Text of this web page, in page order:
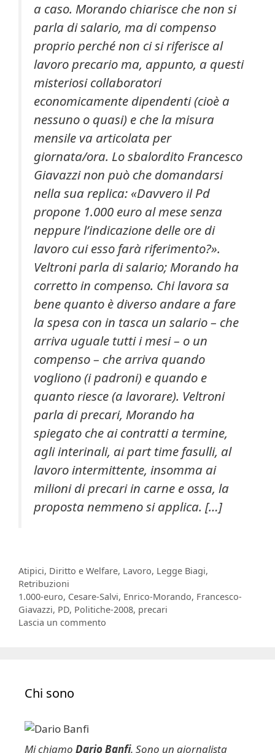
a caso. Morando chiarisce che non si
parla di salario, ma di compenso
proprio perché non ci si riferisce al
lavoro precario ma, appunto, a questi
misteriosi collaboratori
economicamente dipendenti (cioè a
nessuno o quasi) e che la misura
mensile va articolata per
giornata/ora. Lo sbalordito Francesco
Giavazzi non può che domandarsi
nella sua replica: «Davvero il Pd
propone 1.000 euro al mese senza
neppure l’indicazione delle ore di
lavoro cui esso farà riferimento?».
Veltroni parla di salario; Morando ha
corretto in compenso. Chi lavora sa
bene quanto è diverso andare a fare
la spesa con in tasca un salario – che
arriva uguale tutti i mesi – o un
compenso – che arriva quando
vogliono (i padroni) e quando e
quanto riesce (a lavorare). Veltroni
parla di precari, Morando ha
spiegato che ai contratti a termine,
agli interinali, ai part time fasulli, al
lavoro intermittente, insomma ai
milioni di precari in carne e ossa, la
proposta nemmeno si applica. […]
Categorie
Atipici, Diritto e Welfare, Lavoro, Legge Biagi,
Retribuzioni
Tag
1.000-euro, Cesare-Salvi, Enrico-Morando, Francesco-
Giavazzi, PD, Politiche-2008, precari
Lascia un commento
Chi sono
Mi chiamo Dario Banfi. Sono un giornalista